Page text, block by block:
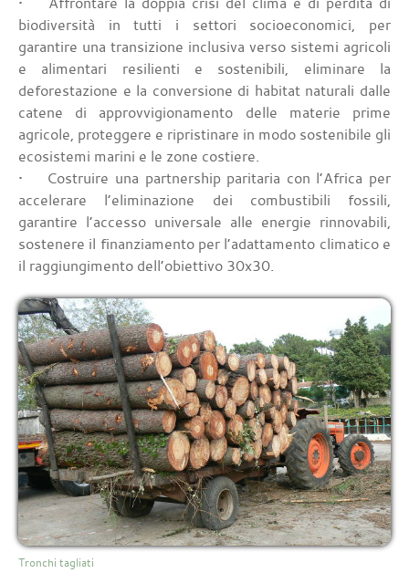
biodiversità in tutti i settori socioeconomici, per
garantire una transizione inclusiva verso sistemi agricoli
e alimentari resilienti e sostenibili, eliminare la
deforestazione e la conversione di habitat naturali dalle
catene di approvvigionamento delle materie prime
agricole, proteggere e ripristinare in modo sostenibile gli
ecosistemi marini e le zone costiere.
• Costruire una partnership paritaria con l’Africa per
accelerare l’eliminazione dei combustibili fossili,
garantire l’accesso universale alle energie rinnovabili,
sostenere il finanziamento per l’adattamento climatico e
il raggiungimento dell’obiettivo 30x30.
Tronchi tagliati